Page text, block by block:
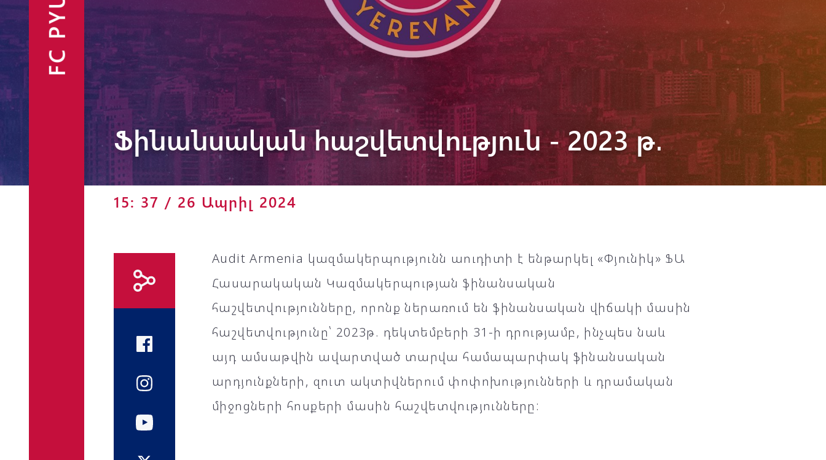
Փյունիկ 2012-2
Ֆանշոփ
Ֆինանսական հաշվետվություն - 2023 թ․
15: 37 / 26 Ապրիլ 2024
Audit Armenia կազմակերպությունն աուդիտի է ենթարկել «Փյունիկ» ՖԱ
Հասարակական Կազմակերպության ֆինանսական
հաշվետվությունները, որոնք ներառում են ֆինանսական վիճակի մասին
հաշվետվությունը՝ 2023թ. դեկտեմբերի 31-ի դրությամբ, ինչպես նաև
այդ ամսաթվին ավարտված տարվա համապարփակ ֆինանսական
արդյունքների, զուտ ակտիվներում փոփոխությունների և դրամական
միջոցների հոսքերի մասին հաշվետվությունները: